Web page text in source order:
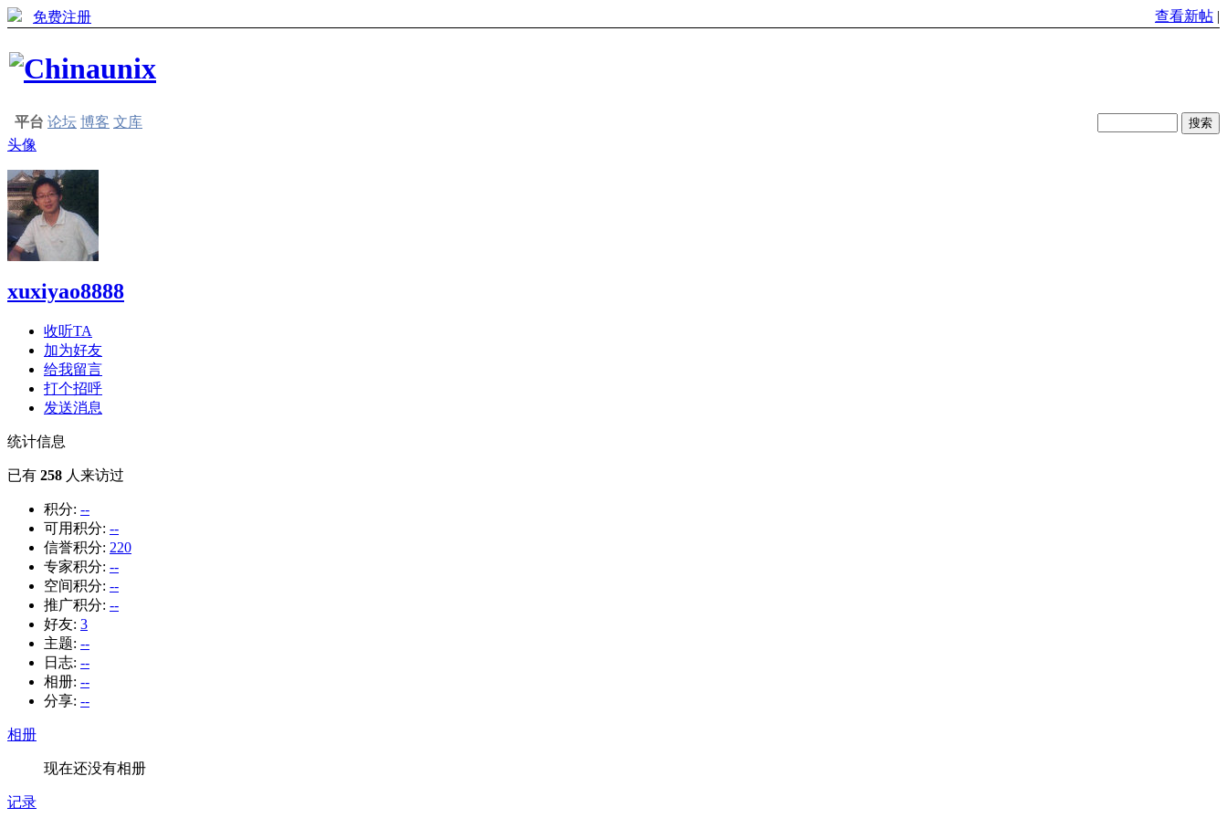
免费注册 查看新帖 |
平台 论坛 博客 文库
头像
xuxiyao8888
收听TA
加为好友
给我留言
打个招呼
发送消息
统计信息
已有 258 人来访过
积分: --
可用积分: --
信誉积分: 220
专家积分: --
空间积分: --
推广积分: --
好友: 3
主题: --
日志: --
相册: --
分享: --
相册
现在还没有相册
记录